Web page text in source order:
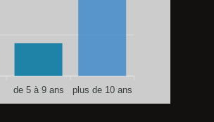
de 5 à 9 ans plus de 10 ans